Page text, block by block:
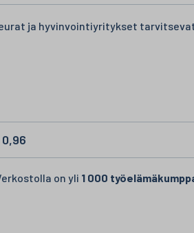
ja hyvinvointiyritykset
on yli 1 000